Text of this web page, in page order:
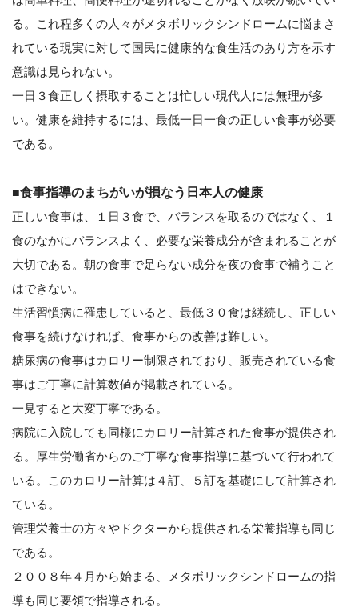
る。これ程多くの人々がメタボリックシンドロームに悩まさ
れている現実に対して国民に健康的な食生活のあり方を示す
意識は見られない。
一日３食正しく摂取することは忙しい現代人には無理が多
い。健康を維持するには、最低一日一食の正しい食事が必要
である。
■食事指導のまちがいが損なう日本人の健康
正しい食事は、１日３食で、バランスを取るのではなく、１
食のなかにバランスよく、必要な栄養成分が含まれることが
大切である。朝の食事で足らない成分を夜の食事で補うこと
はできない。
生活習慣病に罹患していると、最低３０食は継続し、正しい
食事を続けなければ、食事からの改善は難しい。
糖尿病の食事はカロリー制限されており、販売されている食
事はご丁寧に計算数値が掲載されている。
一見すると大変丁寧である。
病院に入院しても同様にカロリー計算された食事が提供され
る。厚生労働省からのご丁寧な食事指導に基づいて行われて
いる。このカロリー計算は４訂、５訂を基礎にして計算され
ている。
管理栄養士の方々やドクターから提供される栄養指導も同じ
である。
２００８年４月から始まる、メタボリックシンドロームの指
導も同じ要領で指導される。